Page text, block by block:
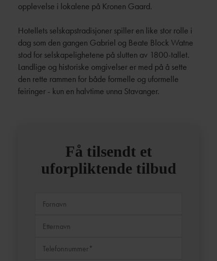
opplevelse i lokalene på Kronen Gaard.
Hotellets selskapstradisjoner spiller en like stor rolle i
dag som den gangen Gabriel og Beate Block Watne
stod for selskapelighetene på slutten av 1800-tallet.
Landlige og historiske omgivelser er med på å sette
den rette rammen for både formelle og uformelle
feiringer - kun en halvtime unna Stavanger.
Få tilsendt et
uforpliktende tilbud